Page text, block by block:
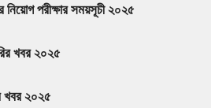
পরীক্ষার সময়সূচী ২০২৫
খবর ২০২৫
খবর ২০২৫